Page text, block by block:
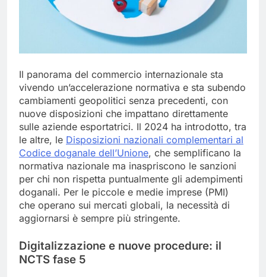
Il panorama del commercio internazionale sta
vivendo un’accelerazione normativa e sta subendo
cambiamenti geopolitici senza precedenti, con
nuove disposizioni che impattano direttamente
sulle aziende esportatrici. Il 2024 ha introdotto, tra
le altre, le Disposizioni nazionali complementari al
Codice doganale dell’Unione, che semplificano la
normativa nazionale ma inaspriscono le sanzioni
per chi non rispetta puntualmente gli adempimenti
doganali. Per le piccole e medie imprese (PMI)
che operano sui mercati globali, la necessità di
aggiornarsi è sempre più stringente.
Digitalizzazione e nuove procedure: il
NCTS fase 5